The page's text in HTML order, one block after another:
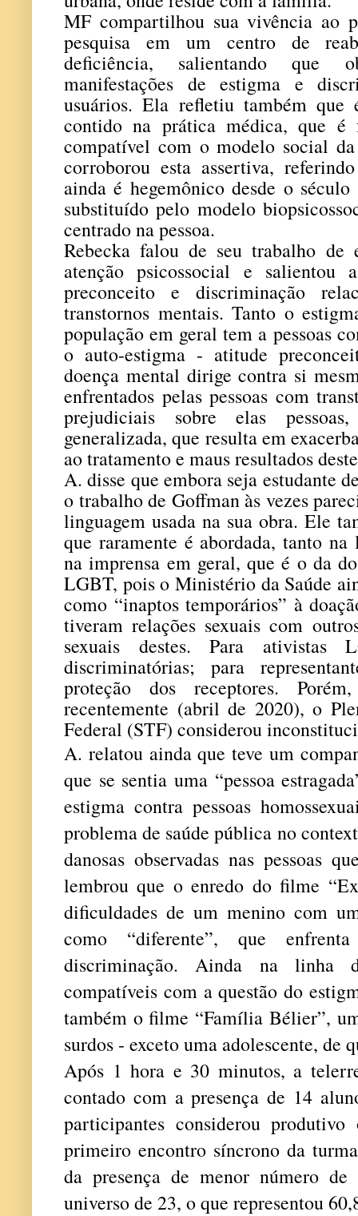
MF compartilhou sua vivência ao
pesquisa em um centro de
deficiência, salientando que
manifestações de estigma e
usuários. Ela refletiu também que
contido na prática médica, que é
compatível com o modelo social
corroborou esta assertiva,
ainda é hegemônico desde o
substituído pelo modelo
centrado na pessoa.
Rebecka falou de seu trabalho de
atenção psicossocial e salientou
preconceito e discriminação
transtornos mentais. Tanto o
população em geral tem a pessoas
o auto-estigma - atitude
doença mental dirige contra si
enfrentados pelas pessoas com
prejudiciais sobre elas
generalizada, que resulta em
ao tratamento e maus resultados
A. disse que embora seja estudante
o trabalho de Goffman às vezes
linguagem usada na sua obra. Ele
que raramente é abordada, tanto
na imprensa em geral, que é o da
LGBT, pois o Ministério da Saúde
como “inaptos temporários” à
tiveram relações sexuais com
sexuais destes. Para ativistas
discriminatórias; para
proteção dos receptores.
recentemente (abril de 2020), o
Federal (STF) considerou
A. relatou ainda que teve um
que se sentia uma “pessoa
estigma contra pessoas
problema de saúde pública no
danosas observadas nas pessoas
lembrou que o enredo do filme
dificuldades de um menino com
como “diferente”, que
discriminação. Ainda na linha
compatíveis com a questão do
também o filme “Família Bélier”,
surdos - exceto uma adolescente, de
Após 1 hora e 30 minutos, a
contado com a presença de 14
participantes considerou
primeiro encontro síncrono da
da presença de menor número
universo de 23, o que representou